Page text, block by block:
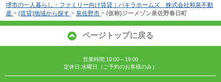
堺市の一人暮らし・ファミリー向け賃貸｜パキラホームズ 株式会社和泉不動
産 > (賃貸)地域から探す > 泉佐野市 > (仮称)ジーメゾン泉佐野春日町
ページトップに戻る
営業時間:10:00～19:00
定休日:水曜日（ご予約のお客様のみ）